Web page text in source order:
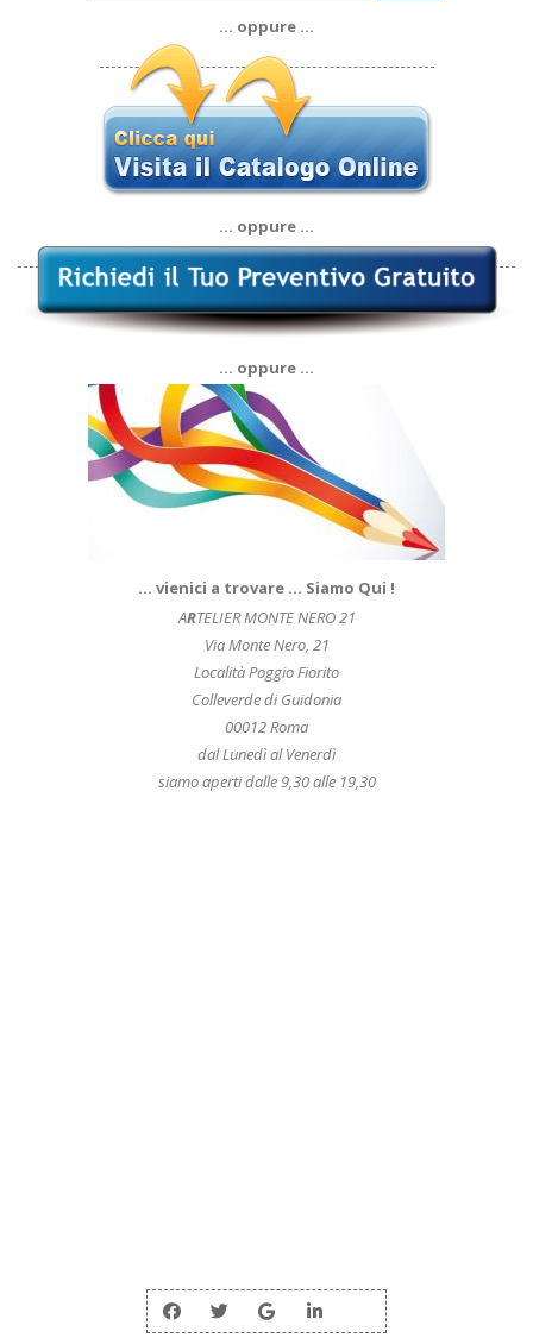
… oppure …
… oppure …
… oppure …
… vienici a trovare … Siamo Qui !
ARTELIER MONTE NERO 21
Via Monte Nero, 21
Località Poggio Fiorito
Colleverde di Guidonia
00012 Roma
dal Lunedì al Venerdì
siamo aperti dalle 9,30 alle 19,30